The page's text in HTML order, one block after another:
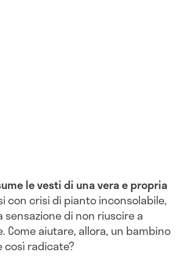
le vesti di una vera e propria
con crisi di pianto inconsolabile,
di non riuscire a
aiutare, allora, un bambino
radicate?